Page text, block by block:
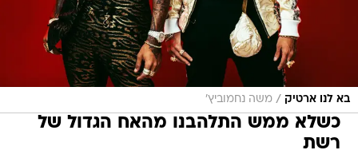
בא לנו ארטיק / משה נחמוביץ'
כשלא ממש התלהבנו מהאח הגדול של
רשת